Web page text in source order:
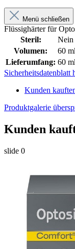
Menü schließen
Flüssighärter für
Steril:
Nein
Volumen:
60
Lieferumfang: 60
Sicherheitsdatenblatt
Kunden
Produktgalerie
Kunden
slide 0